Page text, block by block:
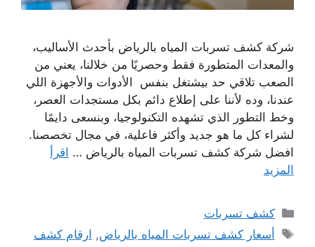
شركة كشف تسربات المياه بالرياض بأحدث الأساليب،
والمعدات المتطورة فقط وحصريًا من خلالنا، يعني من
الصعب تلاقي حد بيشتغل بنفس الأدوات والأجهزة اللي
عندنا، وده لأننا على إطلاع دائم بكل مستجدات العصر،
وخط التطور الذي تشهده التكنولوجيا، وبنسعى دايمًا
لشراء كل ما هو جديد وأكثر فاعلية، في مجال تخصصنا.
افضل شركة كشف تسربات المياه بالرياض … اقرأ
المزيد
التصنيفات
كشف تسربات
الوسوم
أسعار كشف تسربات المياه بالرياض, ارقام كشف